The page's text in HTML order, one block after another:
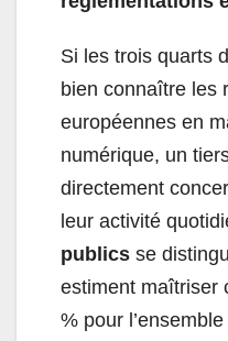
Si les trois quarts
bien connaître les
européennes en
numérique, un
directement
leur activité
publics se
estiment maîtriser
% pour